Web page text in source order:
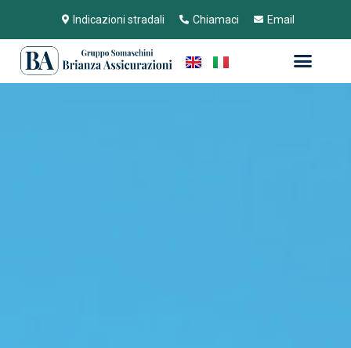
Indicazioni stradali Chiamaci Email